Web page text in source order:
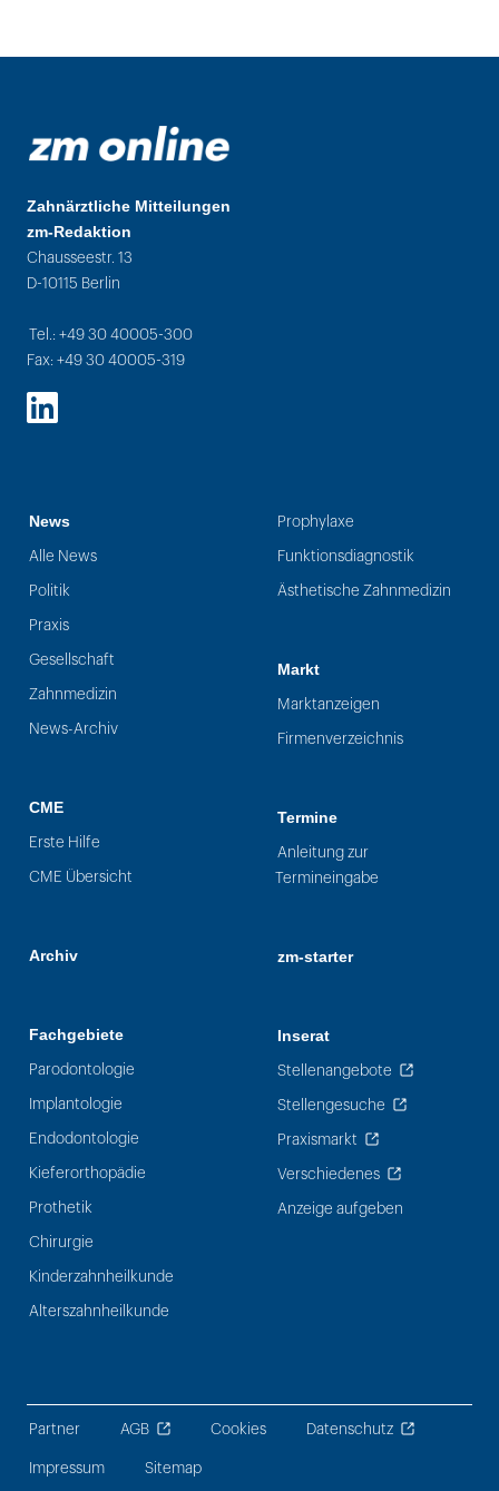
Zahnärztliche Mitteilungen
zm-Redaktion
Chausseestr. 13
D-10115 Berlin
Tel.: +49 30 40005-300
Fax: +49 30 40005-319
LinkedIn
News
Alle News
Politik
Praxis
Gesellschaft
Zahnmedizin
News-Archiv
CME
Erste Hilfe
CME Übersicht
Archiv
Fachgebiete
Parodontologie
Implantologie
Endodontologie
Kieferorthopädie
Prothetik
Chirurgie
Kinderzahnheilkunde
Alterszahnheilkunde
Prophylaxe
Funktionsdiagnostik
Ästhetische Zahnmedizin
Markt
Marktanzeigen
Firmenverzeichnis
Termine
Anleitung zur
Termineingabe
zm-starter
Inserat
Stellenangebote
Stellengesuche
Praxismarkt
Verschiedenes
Anzeige aufgeben
Partner AGB Cookies Datenschutz
Impressum Sitemap